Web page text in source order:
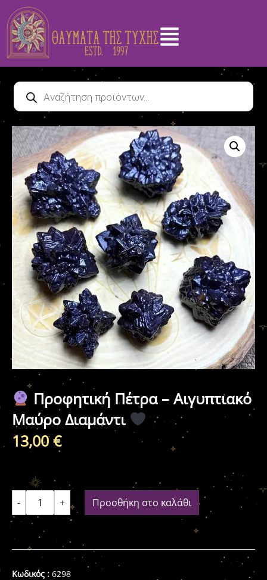
Προφητική Πέτρα – Αιγυπτιακό
Μαύρο Διαμάντι
13,00€
- + Προσθήκη στο καλάθι
Κωδικός : 6298